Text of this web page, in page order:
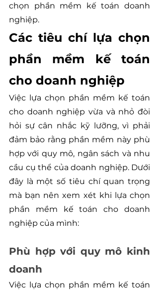
chọn phần mềm kế toán doanh
nghiệp.
Các tiêu chí lựa chọn
phần mềm kế toán
cho doanh nghiệp
Việc lựa chọn phần mềm kế toán
cho doanh nghiệp vừa và nhỏ đòi
hỏi sự cân nhắc kỹ lưỡng, vì phải
đảm bảo rằng phần mềm này phù
hợp với quy mô, ngân sách và nhu
cầu cụ thể của doanh nghiệp. Dưới
đây là một số tiêu chí quan trọng
mà bạn nên xem xét khi lựa chọn
phần mềm kế toán cho doanh
nghiệp của mình:
Phù hợp với quy mô kinh
doanh
Việc lựa chọn phần mềm kế toán